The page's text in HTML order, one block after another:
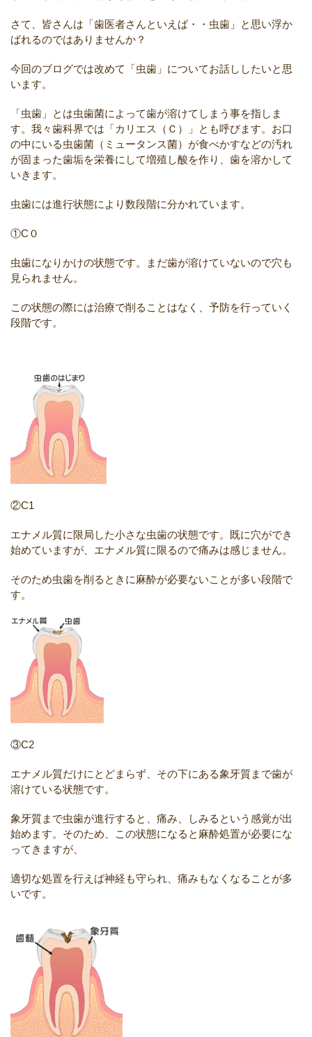
さて、皆さんは「歯医者さんといえば・・虫歯」と思い浮か
ばれるのではありませんか？
今回のブログでは改めて「虫歯」についてお話ししたいと思
います。
「虫歯」とは虫歯菌によって歯が溶けてしまう事を指しま
す。我々歯科界では「カリエス（Ｃ）」とも呼びます。お口
の中にいる虫歯菌（ミュータンス菌）が食べかすなどの汚れ
が固まった歯垢を栄養にして増殖し酸を作り、歯を溶かして
いきます。
虫歯には進行状態により数段階に分かれています。
①C０
虫歯になりかけの状態です。まだ歯が溶けていないので穴も
見られません。
この状態の際には治療で削ることはなく、予防を行っていく
段階です。
②C1
エナメル質に限局した小さな虫歯の状態です。既に穴ができ
始めていますが、エナメル質に限るので痛みは感じません。
そのため虫歯を削るときに麻酔が必要ないことが多い段階で
す。
③C2
エナメル質だけにとどまらず、その下にある象牙質まで歯が
溶けている状態です。
象牙質まで虫歯が進行すると、痛み、しみるという感覚が出
始めます。そのため、この状態になると麻酔処置が必要にな
ってきますが、
適切な処置を行えば神経も守られ、痛みもなくなることが多
いです。